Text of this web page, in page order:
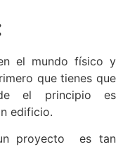
el mundo físico y
que tienes que
el principio es
edificio.
proyecto es tan